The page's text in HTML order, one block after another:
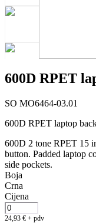
600D RPET
SO MO6464-03.01
600D RPET laptop
600D 2 tone RPET 15
button. Padded laptop
side pockets.
Boja
Crna
Cijena
24,93 € + pdv